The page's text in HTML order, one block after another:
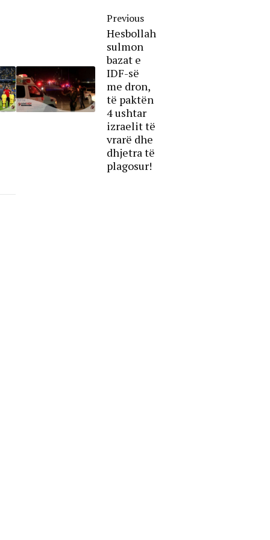
Previous
Hesbollah
sulmon
bazat e
IDF-së
me dron,
të paktën
4 ushtar
izraelit të
vrarë dhe
dhjetra të
plagosur!